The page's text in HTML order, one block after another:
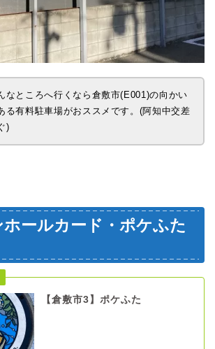
なところへ行くなら倉敷市(E001)の向かい
る有料駐車場がおススメです。(阿知中交差
)
ールカード・ポケふた
【倉敷市3】ポケふた